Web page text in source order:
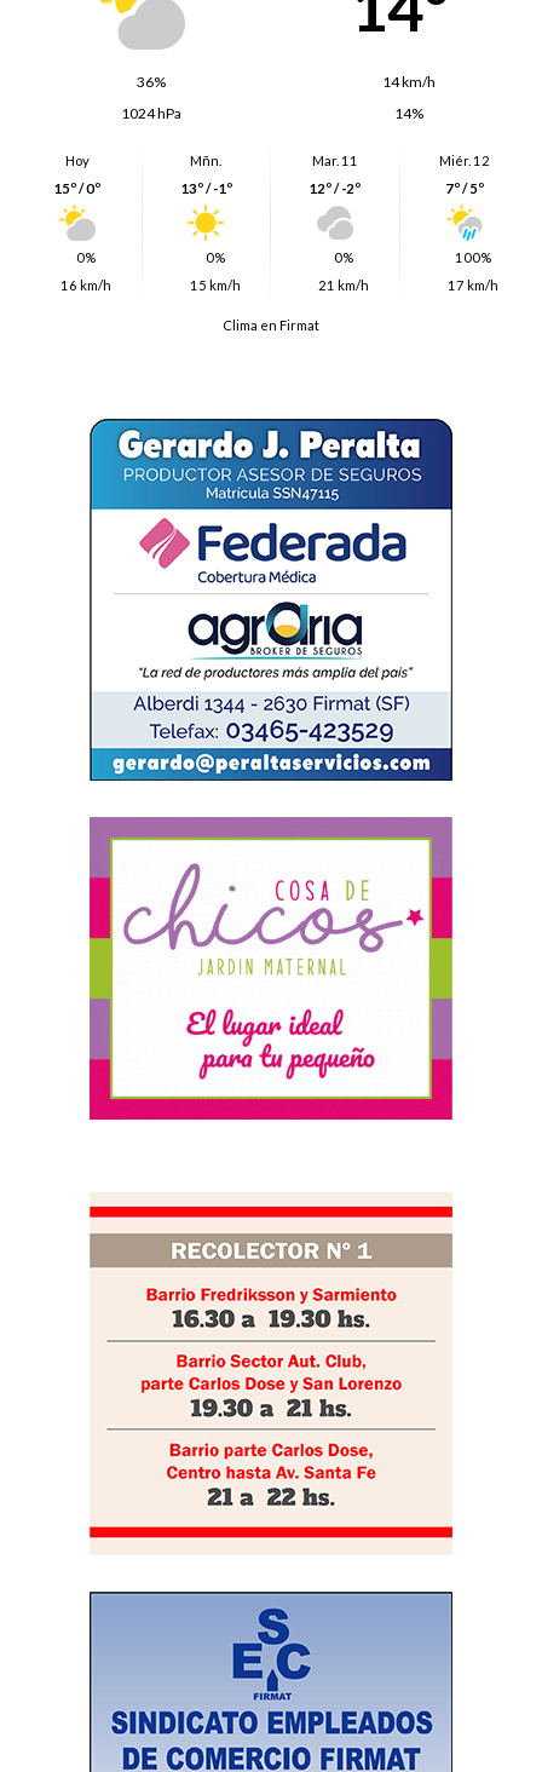
36%
14 km/h
1024 hPa
14%
Hoy
15º / 0º
0%
16 km/h
Mñn.
13º / -1º
0%
15 km/h
Mar. 11
12º / -2º
0%
21 km/h
Miér. 12
7º / 5º
100%
17 km/h
Clima en Firmat